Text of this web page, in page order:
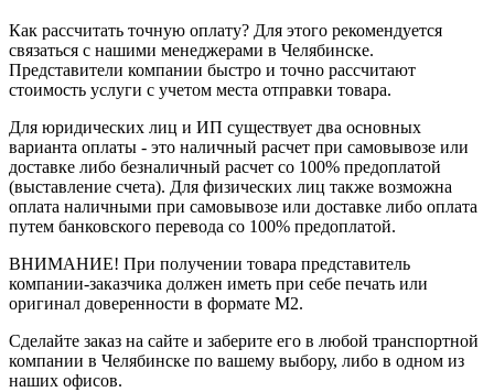
Как рассчитать точную оплату? Для этого рекомендуется
связаться с нашими менеджерами в Челябинске.
Представители компании быстро и точно рассчитают
стоимость услуги с учетом места отправки товара.
Для юридических лиц и ИП существует два основных
варианта оплаты - это наличный расчет при самовывозе или
доставке либо безналичный расчет со 100% предоплатой
(выставление счета). Для физических лиц также возможна
оплата наличными при самовывозе или доставке либо оплата
путем банковского перевода со 100% предоплатой.
ВНИМАНИЕ! При получении товара представитель
компании-заказчика должен иметь при себе печать или
оригинал доверенности в формате М2.
Сделайте заказ на сайте и заберите его в любой транспортной
компании в Челябинске по вашему выбору, либо в одном из
наших офисов.